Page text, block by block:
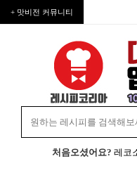
+ 맛비전 커뮤니티
처음오셨어요? 레코